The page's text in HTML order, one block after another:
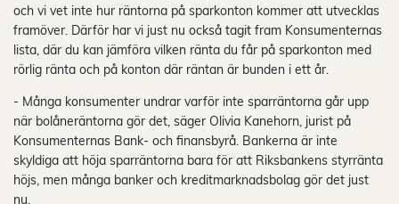
och vi vet inte hur räntorna på sparkonton kommer att utvecklas
framöver. Därför har vi just nu också tagit fram Konsumenternas
lista, där du kan jämföra vilken ränta du får på sparkonton med
rörlig ränta och på konton där räntan är bunden i ett år.
- Många konsumenter undrar varför inte sparräntorna går upp
när bolåneräntorna gör det, säger Olivia Kanehorn, jurist på
Konsumenternas Bank- och finansbyrå. Bankerna är inte
skyldiga att höja sparräntorna bara för att Riksbankens styrränta
höjs, men många banker och kreditmarknadsbolag gör det just
nu.